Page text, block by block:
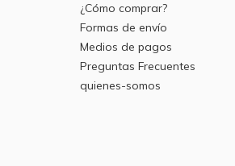
¿Cómo comprar?
Formas de envío
Medios de pagos
Preguntas Frecuentes
quienes-somos